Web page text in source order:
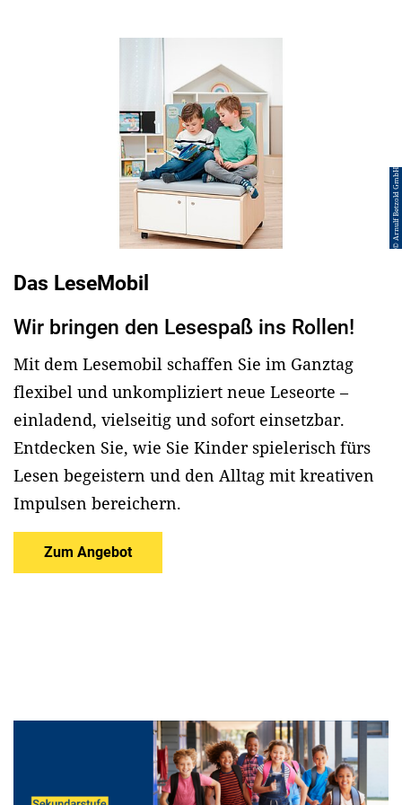
Das LeseMobil
Wir bringen den Lesespaß ins Rollen!
Mit dem Lesemobil schaffen Sie im Ganztag
flexibel und unkompliziert neue Leseorte –
einladend, vielseitig und sofort einsetzbar.
Entdecken Sie, wie Sie Kinder spielerisch fürs
Lesen begeistern und den Alltag mit kreativen
Impulsen bereichern.
Zum Angebot
© Arnulf Betzold GmbH